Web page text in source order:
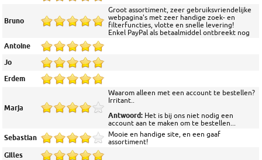
Bruno
Groot assortiment, zeer gebruiksvriendelijke
webpagina's met zeer handige zoek- en
filterfuncties, vlotte en snelle levering!
Enkel PayPal als betaalmiddel ontbreekt nog
Antoine
Jo
Erdem
Marja
Waarom alleen met een account te bestellen?
Irritant..
Antwoord: Het is bij ons niet nodig een
account aan te maken om te bestellen...
Sebastian
Mooie en handige site, en een gaaf
assortiment!
Gilles